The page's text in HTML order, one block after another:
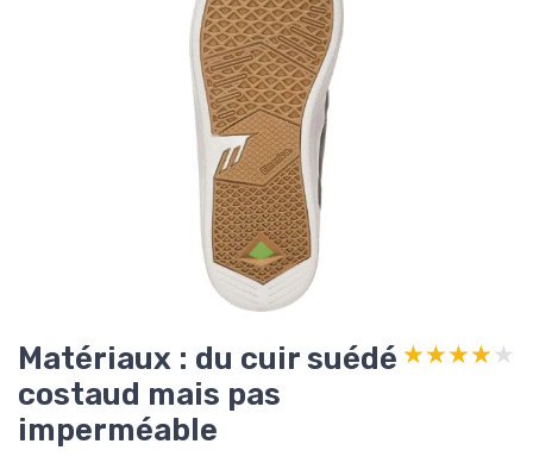
Matériaux : du cuir suédé
costaud mais pas
imperméable
★★★★★
★★★★★